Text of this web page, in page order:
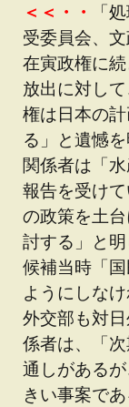
＜＜・・
「
受委員会、
在寅政権に
放出に対し
権は日本の
る」と遺憾
関係者は「
報告を受け
の政策を土
討する」と
候補当時「
ようにしな
外交部も対
係者は、「
通しがある
きい事案で